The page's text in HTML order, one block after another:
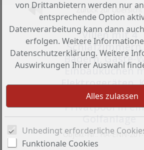
Zurück zur Übersicht
Villen mit 4
Bädern, Gäste-
Einbauküchen
Elektrogeräten,
Stellplatz und
Privatpool in
Golfanlage
Objekt-Nr.: HA-ENN-201-
von Drittanbietern werden nur
entsprechende Option
Datenverarbeitung kann dann
erfolgen. Weitere
Datenschutzerklärung. Weitere
Auswirkungen Ihrer Auswahl
Unbedingt erforderliche
Funktionale Cookies